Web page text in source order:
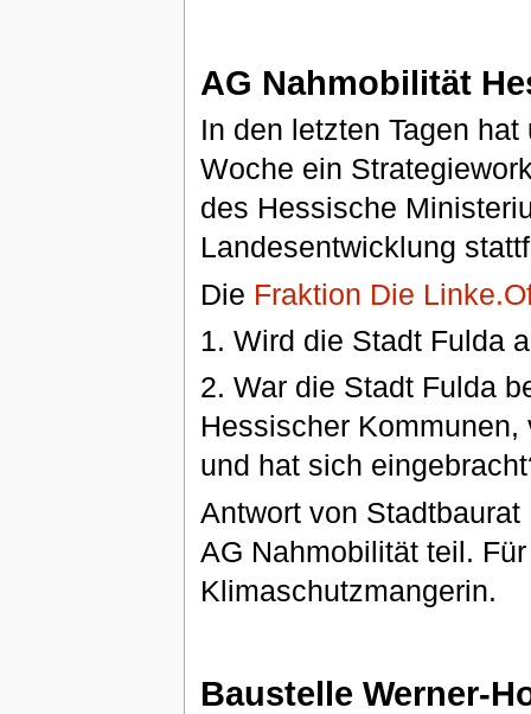
AG Nahmobilität
In den letzten Tagen
Woche ein
des Hessische
Landesentwicklung
Die Fraktion Die
1. Wird die Stadt Fulda
2. War die Stadt Fulda
Hessischer
und hat sich
Antwort von Stadtbaurat
AG Nahmobilität teil.
Klimaschutzmangerin.
Baustelle Werner-